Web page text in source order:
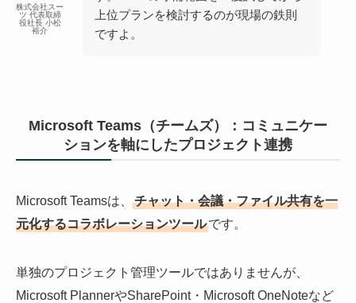
株式会社スー
ツ 代表取締
役社長 小松
裕介
上位プランを検討するのが現場の鉄則
ですよ。
Microsoft Teams（チームズ）：コミュニケー
ションを軸にしたプロジェクト連携
Microsoft Teamsは、
チャット・会議・ファイル共有を一
元化するコラボレーションツールです。
単独のプロジェクト管理ツールではありませんが、
Microsoft PlannerやSharePoint・Microsoft OneNoteなど